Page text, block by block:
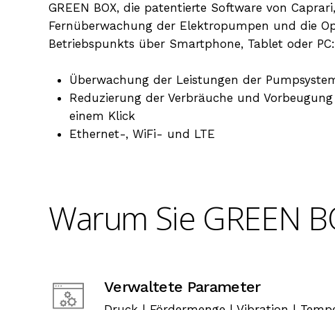
GREEN BOX, die patentierte Software von
Fernüberwachung der Elektropumpen und die
Betriebspunkts über Smartphone, Tablet oder PC:
Überwachung der Leistungen der
Reduzierung der Verbräuche und
einem Klick
Ethernet-, WiFi- und LTE
Warum Sie GREEN
Verwaltete Parameter